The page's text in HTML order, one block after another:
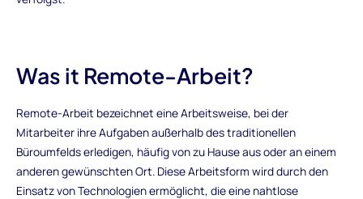
Was it Remote-Arbeit?
Remote-Arbeit bezeichnet eine Arbeitsweise, bei der
Mitarbeiter ihre Aufgaben außerhalb des traditionellen
Büroumfelds erledigen, häufig von zu Hause aus oder an einem
anderen gewünschten Ort. Diese Arbeitsform wird durch den
Einsatz von Technologien ermöglicht, die eine nahtlose